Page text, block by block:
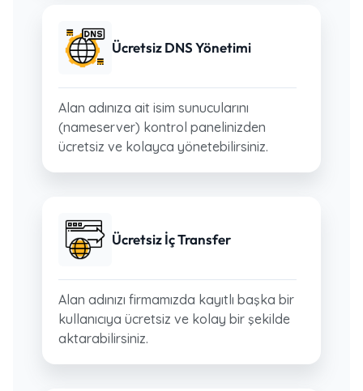
Ücretsiz DNS Yönetimi
Alan adınıza ait isim sunucularını
(nameserver) kontrol panelinizden
ücretsiz ve kolayca yönetebilirsiniz.
Ücretsiz İç Transfer
Alan adınızı firmamızda kayıtlı başka bir
kullanıcıya ücretsiz ve kolay bir şekilde
aktarabilirsiniz.